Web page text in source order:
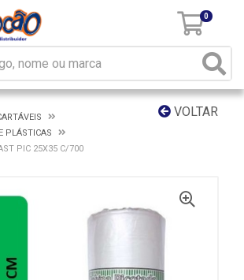
0
VOLTAR
PLÁSTICAS
PIC 25X35 C/700